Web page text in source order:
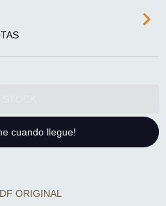
cuando llegue!
ORIGINAL